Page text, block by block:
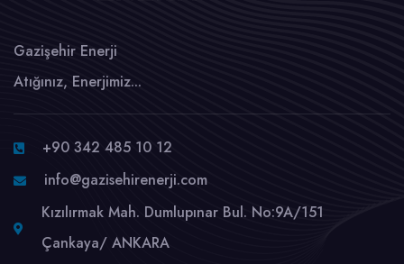
Gazişehir Enerji
Atığınız, Enerjimiz...
+90 342 485 10 12
info@gazisehirenerji.com
Kızılırmak Mah. Dumlupınar Bul. No:9A/151
Çankaya/ ANKARA